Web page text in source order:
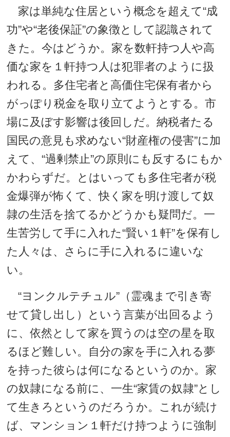
家は単純な住居という概念を超えて“成
功”や“老後保証”の象徴として認識されて
きた。今はどうか。家を数軒持つ人や高
価な家を１軒持つ人は犯罪者のように扱
われる。多住宅者と高価住宅保有者から
がっぽり税金を取り立てようとする。市
場に及ぼす影響は後回しだ。納税者たる
国民の意見も求めない“財産権の侵害”に加
えて、“過剰禁止”の原則にも反するにもか
かわらずだ。とはいっても多住宅者が税
金爆弾が怖くて、快く家を明け渡して奴
隷の生活を捨てるかどうかも疑問だ。一
生苦労して手に入れた“賢い１軒”を保有し
た人々は、さらに手に入れるに違いな
い。
“ヨンクルテチュル”（霊魂まで引き寄
せて貸し出し）という言葉が出回るよう
に、依然として家を買うのは空の星を取
るほど難しい。自分の家を手に入れる夢
を持った彼らは何になるというのか。家
の奴隷になる前に、一生“家賃の奴隷”とし
て生きろというのだろうか。これが続け
ば、マンション１軒だけ持つように強制